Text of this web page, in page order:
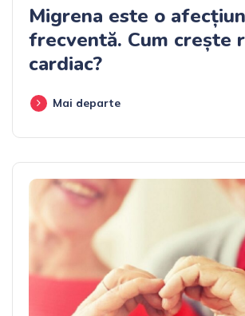
Migrena este o
frecventă. Cum crește
cardiac?
Mai departe